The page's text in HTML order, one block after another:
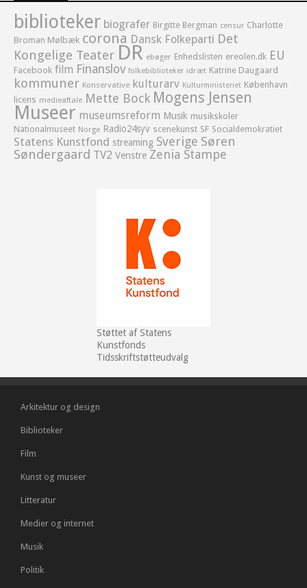
biblioteker biografer Birgitte Bergman censur Charlotte
Broman Mølbæk corona Dansk Folkeparti Det
Kongelige Teater DR ebøger Enhedslisten ereolen.dk EU
Facebook film Finanslov folkebiblioteker idræt Katrine Daugaard
kommuner Konservative kulturarv Kulturministeriet København
licens medieaftale Mette Bock Mogens Jensen
Museer museumsreform Musik musikskoler
Nationalmuseet Norge Radio24syv scenekunst SF Socialdemokratiet
Statens Kunstfond streaming Sverige Søren
Søndergaard TV2 Venstre Zenia Stampe
Støttet af Statens
Kunstfonds
Tidsskriftstøtteudvalg
Arkitektur og design
Biblioteker
Film
Kunst og museer
Litteratur
Medier og internet
Musik
Politik